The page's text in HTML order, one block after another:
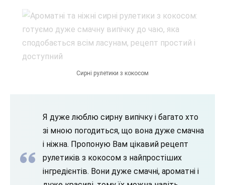
Сирні рулетики з кокосом
Я дуже люблю сирну випічку і багато хто
зі мною погодиться, що вона дуже смачна
і ніжна. Пропоную Вам цікавий рецепт
рулетиків з кокосом з найпростіших
інгредієнтів. Вони дуже смачні, ароматні і